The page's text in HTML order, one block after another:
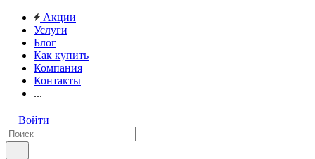
Акции
Услуги
Блог
Как купить
Компания
Контакты
...
Войти